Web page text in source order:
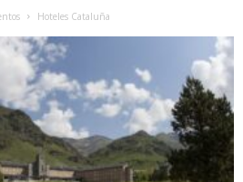
Hoteles Cataluña